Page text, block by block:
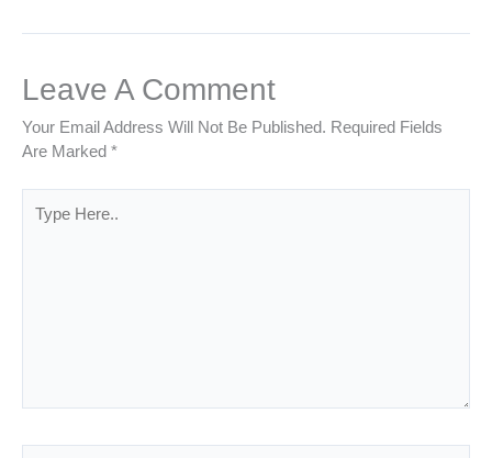
Leave A Comment
Your Email Address Will Not Be Published. Required Fields
Are Marked *
Here..